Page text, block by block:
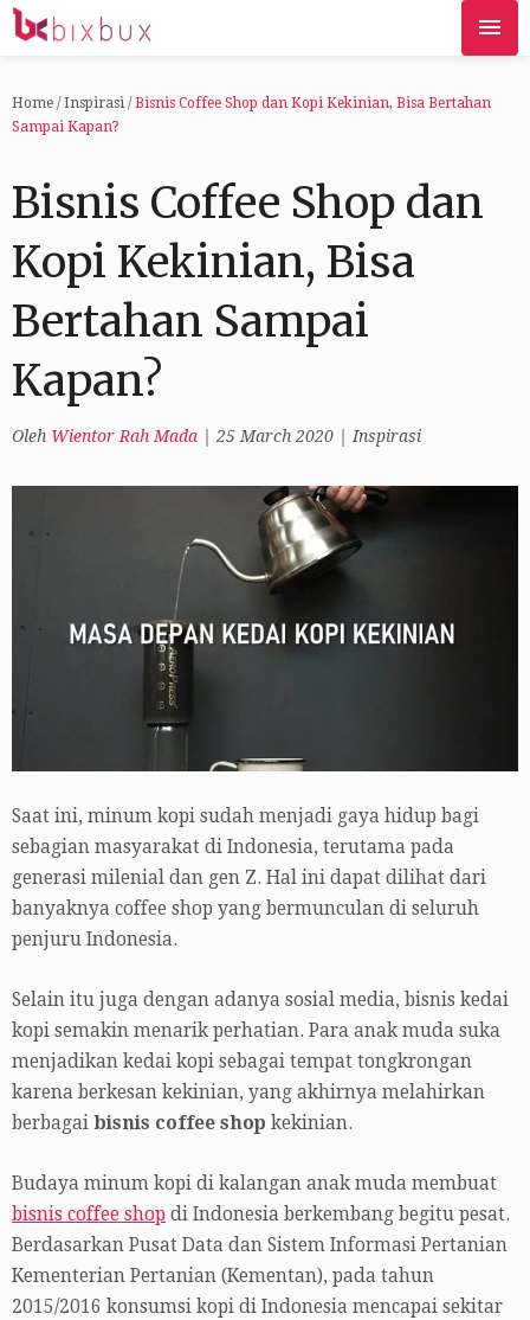
Home / Inspirasi / Bisnis Coffee Shop dan Kopi Kekinian, Bisa Bertahan
Sampai Kapan?
Bisnis Coffee Shop dan
Kopi Kekinian, Bisa
Bertahan Sampai
Kapan?
Oleh Wientor Rah Mada 25 March 2020 Inspirasi
Saat ini, minum kopi sudah menjadi gaya hidup bagi
sebagian masyarakat di Indonesia, terutama pada
generasi milenial dan gen Z. Hal ini dapat dilihat dari
banyaknya coffee shop yang bermunculan di seluruh
penjuru Indonesia.
Selain itu juga dengan adanya sosial media, bisnis kedai
kopi semakin menarik perhatian. Para anak muda suka
menjadikan kedai kopi sebagai tempat tongkrongan
karena berkesan kekinian, yang akhirnya melahirkan
berbagai bisnis coffee shop kekinian.
Budaya minum kopi di kalangan anak muda membuat
bisnis coffee shop di Indonesia berkembang begitu pesat.
Berdasarkan Pusat Data dan Sistem Informasi Pertanian
Kementerian Pertanian (Kementan), pada tahun
2015/2016 konsumsi kopi di Indonesia mencapai sekitar